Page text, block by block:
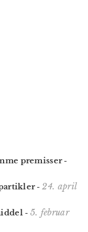
premisser-
-24. april
- 5. februar